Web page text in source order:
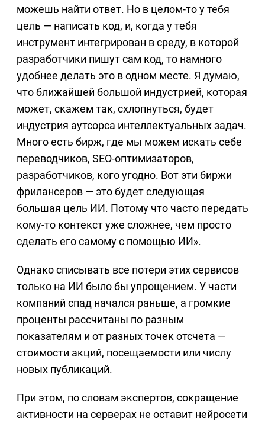
можешь найти ответ. Но в целом-то у тебя
цель — написать код, и, когда у тебя
инструмент интегрирован в среду, в которой
разработчики пишут сам код, то намного
удобнее делать это в одном месте. Я думаю,
что ближайшей большой индустрией, которая
может, скажем так, схлопнуться, будет
индустрия аутсорса интеллектуальных задач.
Много есть бирж, где мы можем искать себе
переводчиков, SEO-оптимизаторов,
разработчиков, кого угодно. Вот эти биржи
фрилансеров — это будет следующая
большая цель ИИ. Потому что часто передать
кому-то контекст уже сложнее, чем просто
сделать его самому с помощью ИИ».
Однако списывать все потери этих сервисов
только на ИИ было бы упрощением. У части
компаний спад начался раньше, а громкие
проценты рассчитаны по разным
показателям и от разных точек отсчета —
стоимости акций, посещаемости или числу
новых публикаций.
При этом, по словам экспертов, сокращение
активности на серверах не оставит нейросети